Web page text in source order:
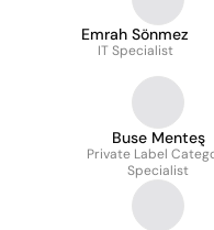
Emrah Sönmez
IT Specialist
Buse Menteş
Private Label
Specialist